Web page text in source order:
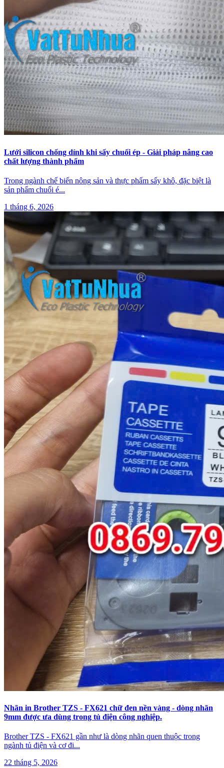
Lưới silicon chống dính khi sấy chuối ép - Giải pháp nâng cao
chất lượng thành phẩm
Trong ngành chế biến nông sản và thực phẩm sấy khô, đặc biệt là
sản phẩm chuối é...
1 tháng 6, 2026
Nhãn in Brother TZS - FX621 chữ đen nền vàng - dòng nhãn
9mm được ưa dùng trong tủ điện công nghiệp.
Brother TZS - FX621 gần như là dòng nhãn quen thuộc trong
ngành tủ điện và cơ đi...
22 tháng 5, 2026